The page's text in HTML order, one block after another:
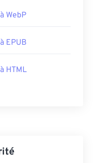
WebP
EPUB
HTML